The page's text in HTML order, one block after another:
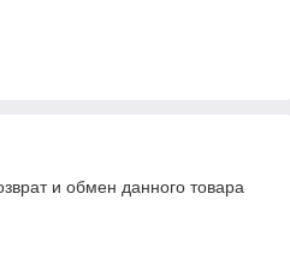
и обмен данного товара